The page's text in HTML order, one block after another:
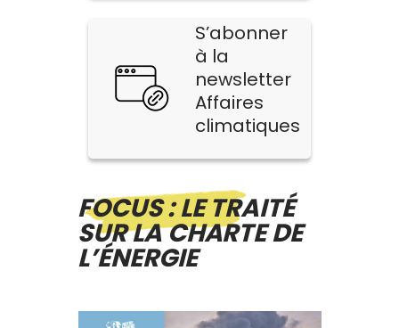
S’abonner
à la
newsletter
Affaires
climatiques
FOCUS : LE TRAITÉ
SUR LA CHARTE DE
L’ÉNERGIE